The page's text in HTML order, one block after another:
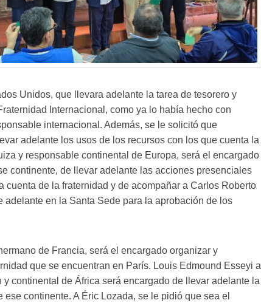
Unidos, que llevara adelante la tarea de tesorero y
Internacional, como ya lo había hecho con
internacional. Además, se le solicitó que
adelante los usos de los recursos con los que cuenta la
y responsable continental de Europa, será el encargado
continente, de llevar adelante las acciones presenciales
cuenta de la fraternidad y de acompañar a Carlos Roberto
en la Santa Sede para la aprobación de los
de Francia, será el encargado organizar y
que se encuentran en París. Louis Edmound Esseyi a
continental de África será encargado de llevar adelante la
continente. A Éric Lozada, se le pidió que sea el